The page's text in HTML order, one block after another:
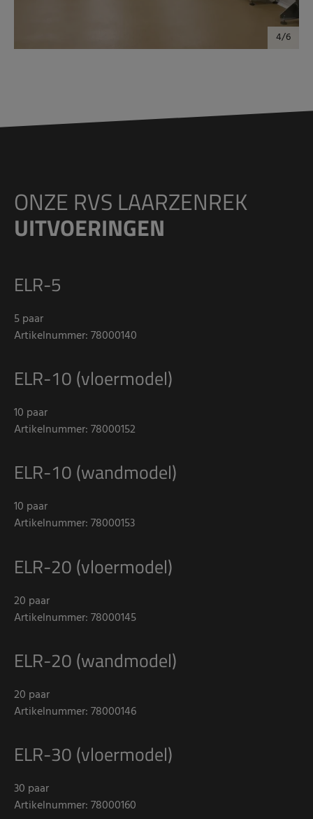
ONZE RVS LAARZENREK
UITVOERINGEN
ELR-5
5 paar
Artikelnummer: 78000140
ELR-10 (vloermodel)
10 paar
Artikelnummer: 78000152
ELR-10 (wandmodel)
10 paar
Artikelnummer: 78000153
ELR-20 (vloermodel)
20 paar
Artikelnummer: 78000145
ELR-20 (wandmodel)
20 paar
Artikelnummer: 78000146
ELR-30 (vloermodel)
30 paar
Artikelnummer: 78000160